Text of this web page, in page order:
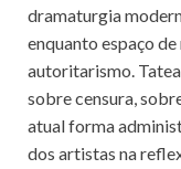
dramaturgia
enquanto espaço
autoritarismo.
sobre censura,
atual forma
dos artistas na